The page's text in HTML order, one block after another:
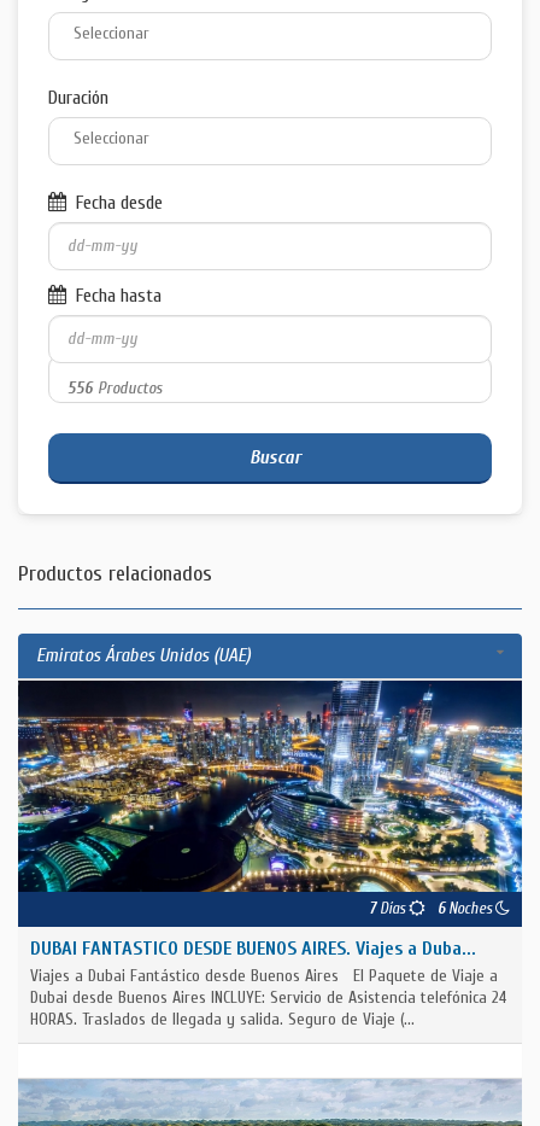
Duración
Fecha desde
Fecha hasta
556Productos
Buscar
Productos relacionados
Emiratos Árabes Unidos (UAE)
7Días 6Noches
DUBAI FANTASTICO DESDE BUENOS AIRES. Viajes a Duba...
Viajes a Dubai Fantástico desde Buenos Aires El Paquete de Viaje a
Dubai desde Buenos Aires INCLUYE: Servicio de Asistencia telefónica 24
HORAS. Traslados de llegada y salida. Seguro de Viaje (...